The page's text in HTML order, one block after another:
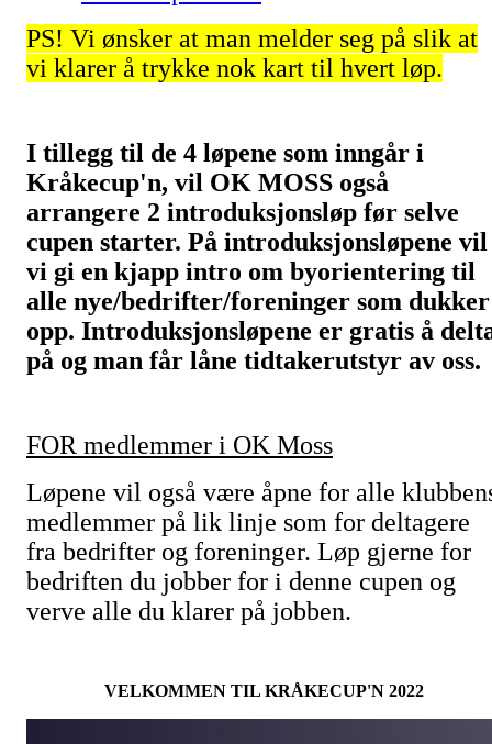
PS! Vi ønsker at man melder seg på slik at
vi klarer å trykke nok kart til hvert løp.
I tillegg til de 4 løpene som inngår i
Kråkecup'n, vil OK MOSS også
arrangere 2 introduksjonsløp før selve
cupen starter. På introduksjonsløpene vil
vi gi en kjapp intro om byorientering til
alle nye/bedrifter/foreninger som dukker
opp. Introduksjonsløpene er gratis å
på og man får låne tidtakerutstyr av oss.
FOR medlemmer i OK Moss
Løpene vil også være åpne for alle
medlemmer på lik linje som for deltagere
fra bedrifter og foreninger. Løp gjerne for
bedriften du jobber for i denne cupen og
verve alle du klarer på jobben.
VELKOMMEN TIL KRÅKECUP'N 2022